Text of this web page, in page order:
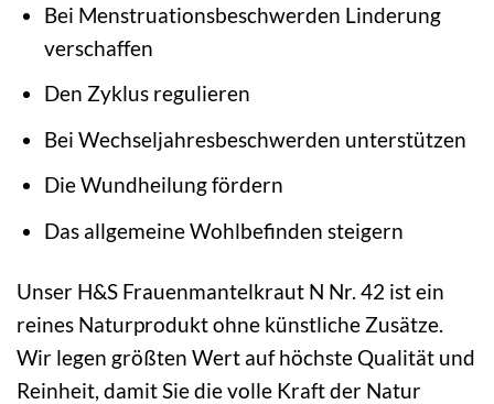
Bei Menstruationsbeschwerden Linderung
verschaffen
Den Zyklus regulieren
Bei Wechseljahresbeschwerden unterstützen
Die Wundheilung fördern
Das allgemeine Wohlbefinden steigern
Unser H&S Frauenmantelkraut N Nr. 42 ist ein
reines Naturprodukt ohne künstliche Zusätze.
Wir legen größten Wert auf höchste Qualität und
Reinheit, damit Sie die volle Kraft der Natur